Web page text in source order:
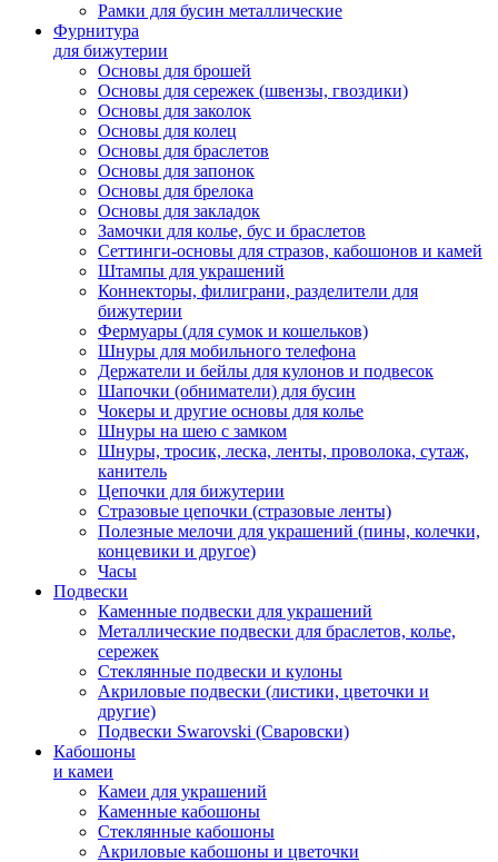
Рамки для бусин металлические
Фурнитура
для бижутерии
Основы для брошей
Основы для сережек (швензы, гвоздики)
Основы для заколок
Основы для колец
Основы для браслетов
Основы для запонок
Основы для брелока
Основы для закладок
Замочки для колье, бус и браслетов
Сеттинги-основы для стразов, кабошонов и камей
Штампы для украшений
Коннекторы, филиграни, разделители для
бижутерии
Фермуары (для сумок и кошельков)
Шнуры для мобильного телефона
Держатели и бейлы для кулонов и подвесок
Шапочки (обниматели) для бусин
Чокеры и другие основы для колье
Шнуры на шею с замком
Шнуры, тросик, леска, ленты, проволока, сутаж,
канитель
Цепочки для бижутерии
Стразовые цепочки (стразовые ленты)
Полезные мелочи для украшений (пины, колечки,
концевики и другое)
Часы
Подвески
Каменные подвески для украшений
Металлические подвески для браслетов, колье,
сережек
Стеклянные подвески и кулоны
Акриловые подвески (листики, цветочки и
другие)
Подвески Swarovski (Сваровски)
Кабошоны
и камеи
Камеи для украшений
Каменные кабошоны
Стеклянные кабошоны
Акриловые кабошоны и цветочки